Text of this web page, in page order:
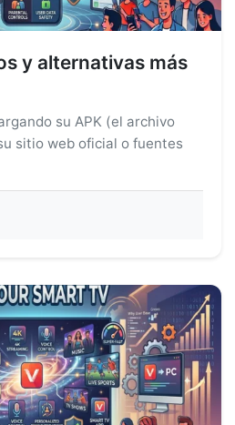
y alternativas más
su APK (el archivo
sitio web oficial o fuentes